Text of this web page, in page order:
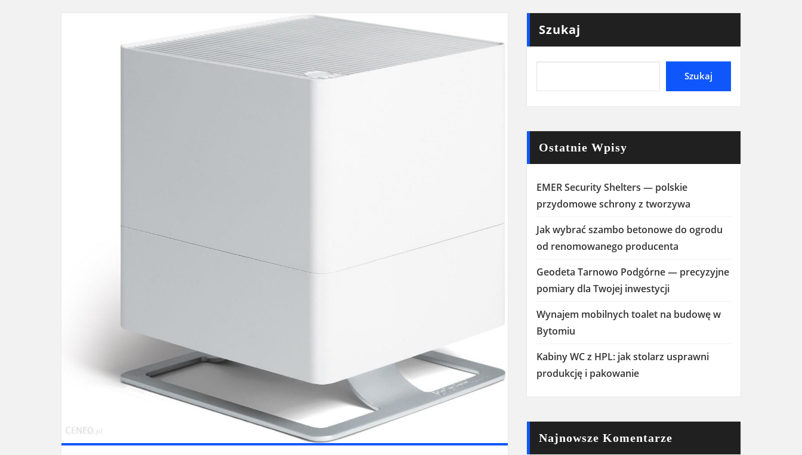
Szukaj
Szukaj
Ostatnie Wpisy
EMER Security Shelters — polskie
przydomowe schrony z tworzywa
Jak wybrać szambo betonowe do ogrodu
od renomowanego producenta
Geodeta Tarnowo Podgórne — precyzyjne
pomiary dla Twojej inwestycji
Wynajem mobilnych toalet na budowę w
Bytomiu
Kabiny WC z HPL: jak stolarz usprawni
produkcję i pakowanie
Najnowsze Komentarze